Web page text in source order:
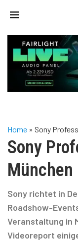
Home » Sony
Sony
München
Sony richtet in
Roadshow-
Veranstaltung in
Videoreport